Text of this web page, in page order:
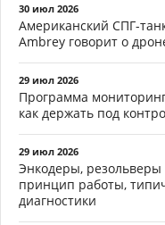
30 июл 2026
Американский СПГ-
Ambrey говорит о
29 июл 2026
Программа
как держать под
29 июл 2026
Энкодеры, резольверы
принцип работы,
диагностики